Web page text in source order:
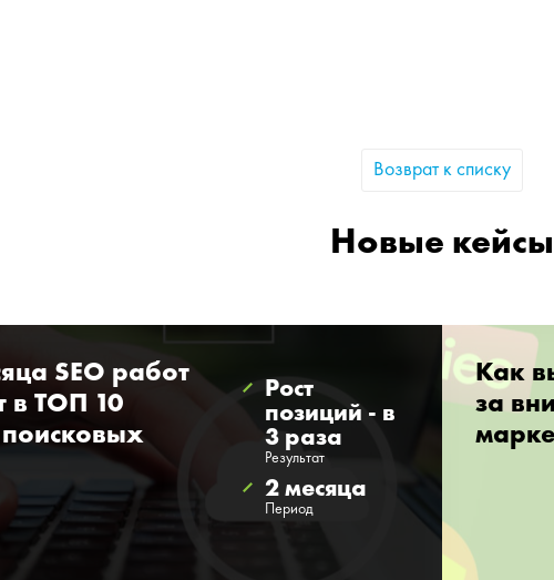
Возврат к списку
Новые кейсы
Рост
позиций - в
3 раза
Результат
2 месяца
Период
SEO работ
в ТОП 10
Как
за